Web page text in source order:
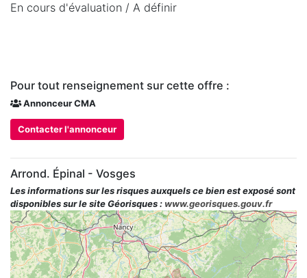
En cours d'évaluation / A définir
Pour tout renseignement sur cette offre :
Annonceur CMA
Contacter l'annonceur
Arrond. Épinal - Vosges
Les informations sur les risques auxquels ce bien est exposé sont
disponibles sur le site Géorisques : www.georisques.gouv.fr